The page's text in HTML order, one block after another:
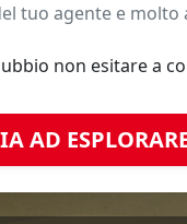
tuo agente e molto
non esitare a
AD